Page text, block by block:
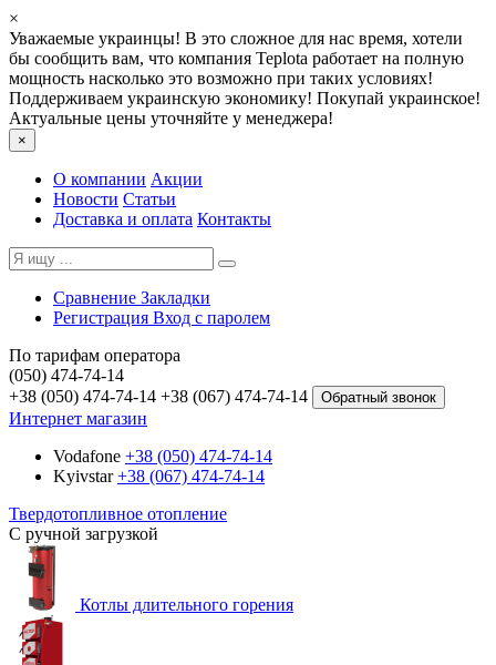
×
Уважаемые украинцы! В это сложное для нас время, хотели
бы сообщить вам, что компания Teplota работает на полную
мощность насколько это возможно при таких условиях!
Поддерживаем украинскую экономику! Покупай украинское!
Актуальные цены уточняйте у менеджера!
×
О компании Акции
Новости Статьи
Доставка и оплата Контакты
Сравнение Закладки
Регистрация Вход с паролем
По тарифам оператора
(050) 474-74-14
+38 (050) 474-74-14 +38 (067) 474-74-14 Обратный звонок
Интернет магазин
Vodafone +38 (050) 474-74-14
Kyivstar +38 (067) 474-74-14
Твердотопливное отопление
С ручной загрузкой
Котлы длительного горения